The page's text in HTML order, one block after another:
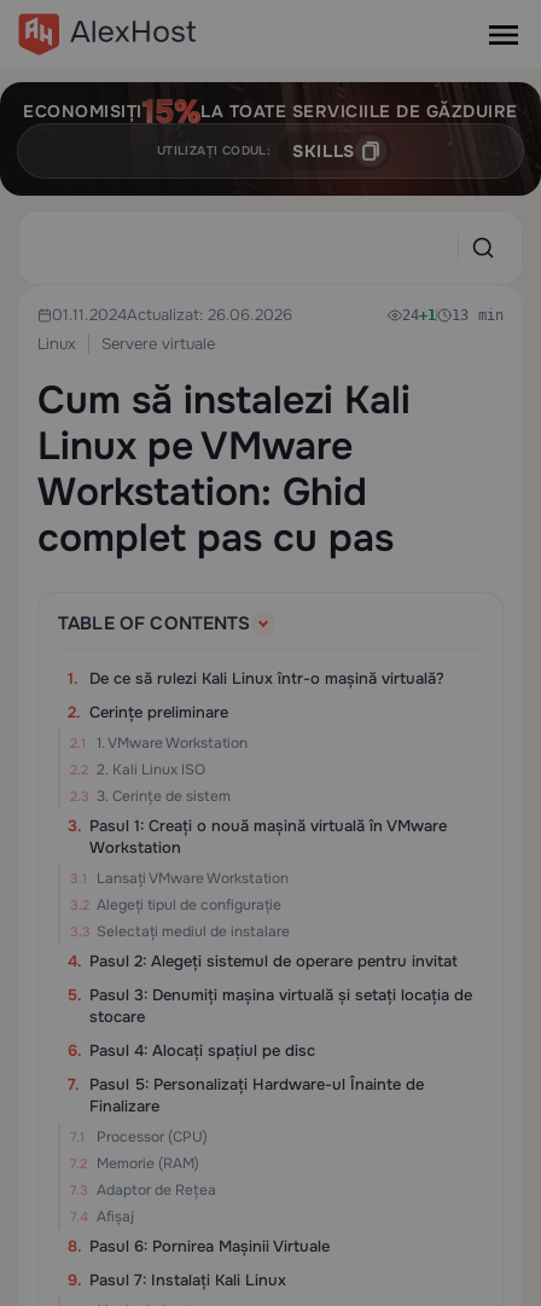
ECONOMISIȚI LA TOATE SERVICIILE DE GĂZDUIRE
UTILIZAȚI CODUL: SKILLS
01.11.2024Actualizat: 26.06.2026
Linux
Servere virtuale
24+1 13 min
Cum să instalezi Kali
Linux pe VMware
Workstation: Ghid
complet pas cu pas
TABLE OF CONTENTS
De ce să rulezi Kali Linux într-o mașină virtuală?
Cerințe preliminare
1. VMware Workstation
2. Kali Linux ISO
3. Cerințe de sistem
Pasul 1: Creați o nouă mașină virtuală în VMware
Workstation
Lansați VMware Workstation
Alegeți tipul de configurație
Selectați mediul de instalare
Pasul 2: Alegeți sistemul de operare pentru invitat
Pasul 3: Denumiți mașina virtuală și setați locația de
stocare
Pasul 4: Alocați spațiul pe disc
Pasul 5: Personalizați Hardware-ul Înainte de
Finalizare
Processor (CPU)
Memorie (RAM)
Adaptor de Rețea
Afișaj
Pasul 6: Pornirea Mașinii Virtuale
Pasul 7: Instalați Kali Linux